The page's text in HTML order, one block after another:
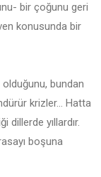
bir çoğunu geri
konusunda bir
olduğunu, bundan
krizler… Hatta
dillerde yıllardır.
boşuna